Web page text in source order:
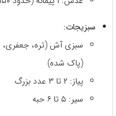
سبزیجات:
(پاک شده)
پیاز: ۲ تا ۳ عدد بزرگ
سیر: ۵ تا ۶ حبه